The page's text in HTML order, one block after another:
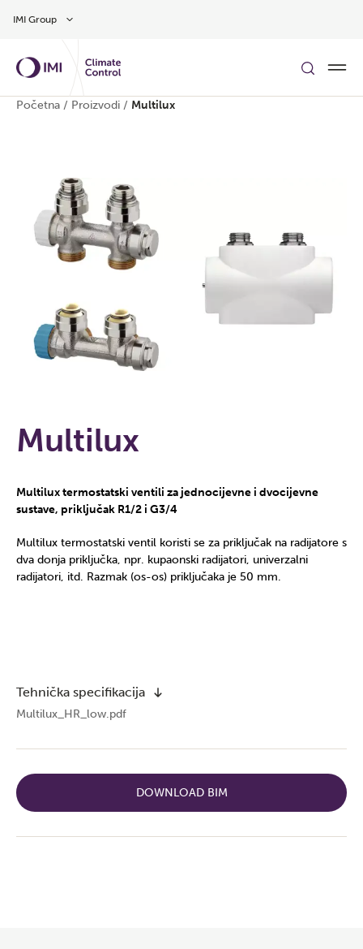
IMI Group
Početna / Proizvodi / Multilux
Multilux
Multilux termostatski ventili za jednocijevne i dvocijevne
sustave, priključak R1/2 i G3/4
Multilux termostatski ventil koristi se za priključak na radijatore s
dva donja priključka, npr. kupaonski radijatori, univerzalni
radijatori, itd. Razmak (os-os) priključaka je 50 mm.
Tehnička specifikacija
Multilux_HR_low.pdf
DOWNLOAD BIM